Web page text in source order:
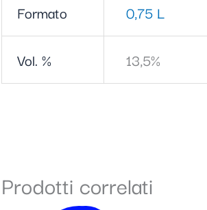
Formato 0,75 L
Vol. % 13,5%
Prodotti correlati